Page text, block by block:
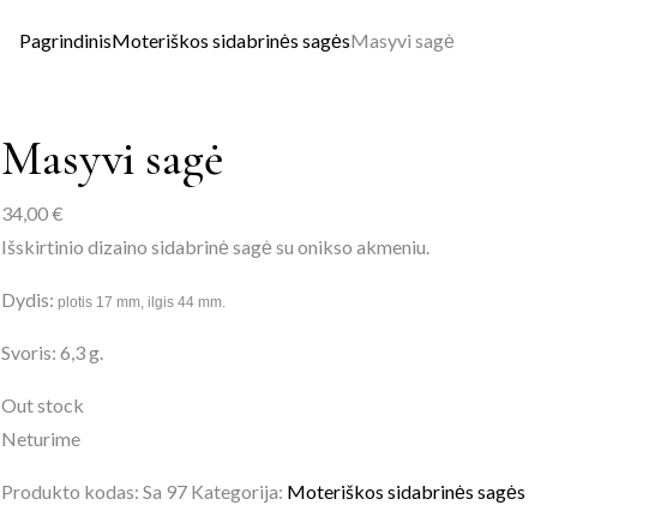
PagrindinisMoteriškos sidabrinės sagėsMasyvi sagė
Masyvi sagė
34,00€
Išskirtinio dizaino sidabrinė sagė su onikso akmeniu.
Dydis: plotis 17 mm, ilgis 44 mm.
Svoris: 6,3 g.
Out stock
Neturime
Produkto kodas: Sa 97 Kategorija: Moteriškos sidabrinės sagės